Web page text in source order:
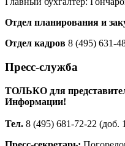
Отдел планирования и
Отдел кадров 8 (495) 631-
Пресс-служба
ТОЛЬКО для
Информации!
Тел. 8 (495) 681-72-22 (доб.